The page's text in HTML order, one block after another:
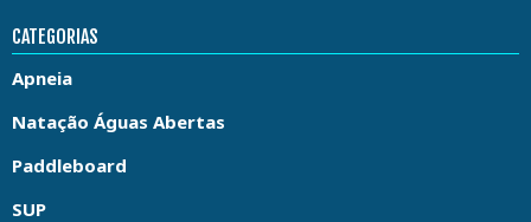
CATEGORIAS
Apneia
Natação Águas Abertas
Paddleboard
SUP